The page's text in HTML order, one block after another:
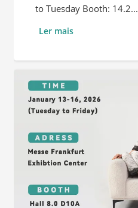
to Tuesday Booth: 14.2...
Ler mais